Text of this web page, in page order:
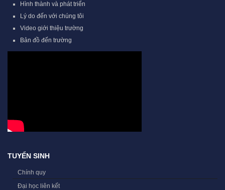
Hình thành và phát triển
Lý do đến với chúng tôi
Video giới thiệu trường
Bản đồ đến trường
TUYỂN SINH
Chính quy
Đại học liên kết